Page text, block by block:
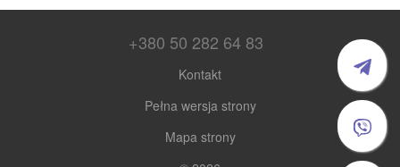
+380 50 282 64 83
Kontakt
Pełna wersja strony
Mapa strony